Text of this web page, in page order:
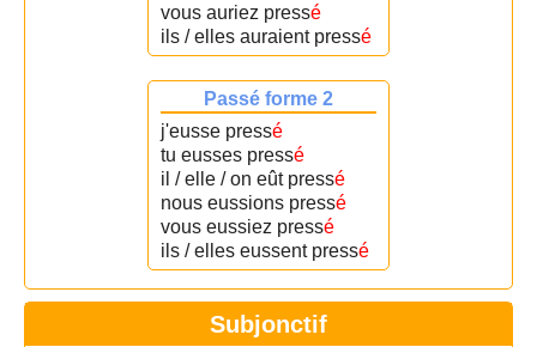
vous auriez pressé
ils / elles auraient pressé
Passé forme 2
j'eusse pressé
tu eusses pressé
il / elle / on eût pressé
nous eussions pressé
vous eussiez pressé
ils / elles eussent pressé
Subjonctif